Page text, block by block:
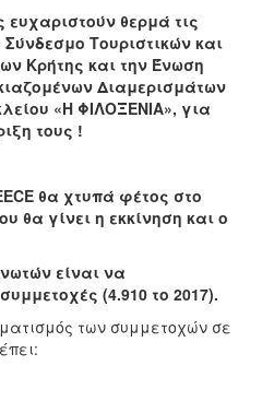
θερμά τις
Τουριστικών και
Κρήτης και την Ένωση
Διαμερισμάτων
«Η ΦΙΛΟΞΕΝΙΑ», για
τους !
θα χτυπά φέτος στο
θα γίνει η εκκίνηση και ο
είναι να
(4.910 το 2017).
των συμμετοχών σε